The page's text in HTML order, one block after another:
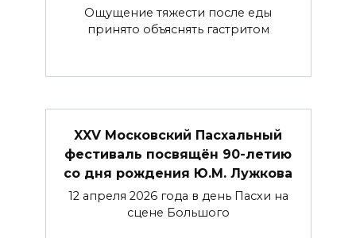
Ощущение тяжести после еды
принято объяснять гастритом
XXV Московский Пасхальный
фестиваль посвящён 90-летию
со дня рождения Ю.М. Лужкова
12 апреля 2026 года в день Пасхи на
сцене Большого